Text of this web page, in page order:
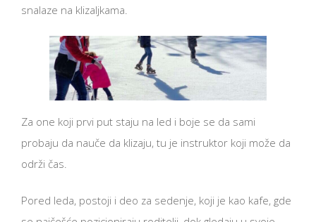
snalaze na klizaljkama.
Za one koji prvi put staju na led i boje se da sami
probaju da nauče da klizaju, tu je instruktor koji može da
održi čas.
Pored leda, postoji i deo za sedenje, koji je kao kafe, gde